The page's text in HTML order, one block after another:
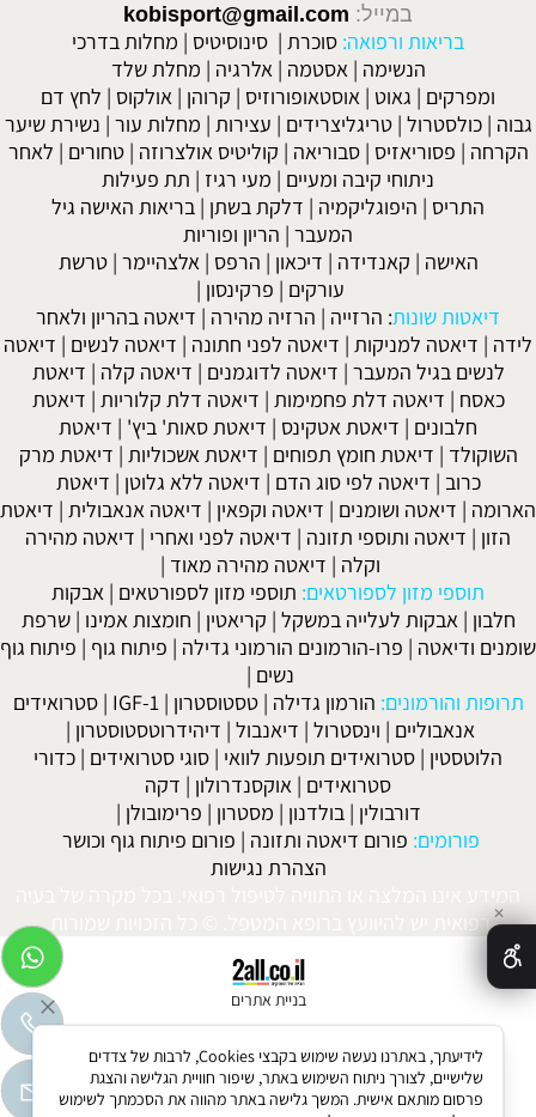
במייל: kobisport@gmail.com
בריאות ורפואה: סוכרת | סינוסיטיס | מחלות בדרכי
הנשימה | אסטמה | אלרגיה | מחלת שלד
ומפרקים | גאוט | אוסטאופורוזיס | קרוהן | אולקוס | לחץ דם
גבוה |כולסטרול |טריגליצרידים | עצירות | מחלות עור | נשירת שיער
הקרחה | פסוריאזיס |סבוריאה | קוליטיס אולצרוזה |טחורים | לאחר
ניתוחי קיבה ומעיים | מעי רגיז | תת פעילות
התריס | היפוגליקמיה | דלקת בשתן | בריאות האישה גיל
המעבר | הריון ופוריות
האישה | קאנדידה | דיכאון | הרפס | אלצהיימר |טרשת
עורקים | פרקינסון |
דיאטות שונות: הרזייה | הרזיה מהירה | דיאטה בהריון ולאחר
לידה | דיאטה למניקות | דיאטה לפני חתונה | דיאטה לנשים | דיאטה
לנשים בגיל המעבר | דיאטה לדוגמנים | דיאטה קלה | דיאטת
כאסח | דיאטה דלת פחמימות | דיאטה דלת קלוריות | דיאטת
חלבונים | דיאטת אטקינס | דיאטת סאות' ביץ' | דיאטת
השוקולד | דיאטת חומץ תפוחים | דיאטת אשכוליות | דיאטת מרק
כרוב | דיאטה לפי סוג הדם | דיאטה ללא גלוטן | דיאטת
הארומה | דיאטה ושומנים | דיאטה וקפאין | דיאטה אנאבולית | דיאטת
הזון | דיאטה ותוספי תזונה | דיאטה לפני ואחרי | דיאטה מהירה
וקלה | דיאטה מהירה מאוד |
תוספי מזון לספורטאים: תוספי מזון לספורטאים | אבקות
חלבון | אבקות לעלייה במשקל | קריאטין | חומצות אמינו |שרפת
שומנים ודיאטה | פרו-הורמונים הורמוני גדילה | פיתוח גוף | פיתוח גוף
נשים |
תרופות והורמונים: הורמון גדילה |טסטוסטרון |
IGF-1
|סטרואידים
אנאבוליים | וינסטרול | דיאנבול | דיהידרוטסטוסטרון |
הלוטסטין | סטרואידים תופעות לוואי | סוגי סטרואידים | כדורי
סטרואידים | אוקסנדרולון | דקה
דורבולין | בולדנון | מסטרון | פרימובולן |
פורומים: פורום דיאטה ותזונה | פורום פיתוח גוף וכושר
הצהרת נגישות
המידע אינו המלצה או התוויה לטיפול רפואי. בכל מקרה של בעיה
רפואית יש להיוועץ ברופא המטפל. © כל הזכויות שמורות.
בניית אתרים
✕
לידיעתך, באתרנו נעשה שימוש בקבצי Cookies, לרבות של צדדים
שלישיים, לצורך ניתוח השימוש באתר, שיפור חוויית הגלישה והצגת
פרסום מותאם אישית. המשך גלישה באתר מהווה את הסכמתך לשימוש